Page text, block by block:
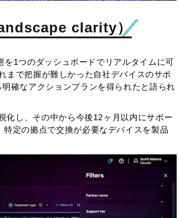
clarity）
1つのダッシュボードでリアルタイムに可
で把握が難しかった自社デバイスのサポ
確なアクションプランを得られたと語られ
化し、その中から今後12ヶ月以内にサポー
定の拠点で交換が必要なデバイスを製品